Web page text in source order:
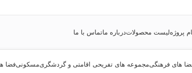
پروژهلیست محصولاتدرباره ماتماس با ما
های فرهنگیمجموعه های تفریحی اقامتی و گردشگریمسکونیفضا